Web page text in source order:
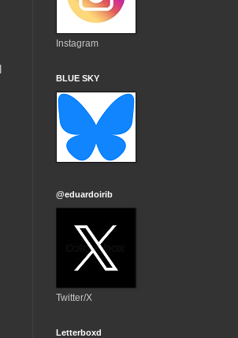
Instagram
BLUE SKY
@eduardoirib
Twitter/X
Letterboxd